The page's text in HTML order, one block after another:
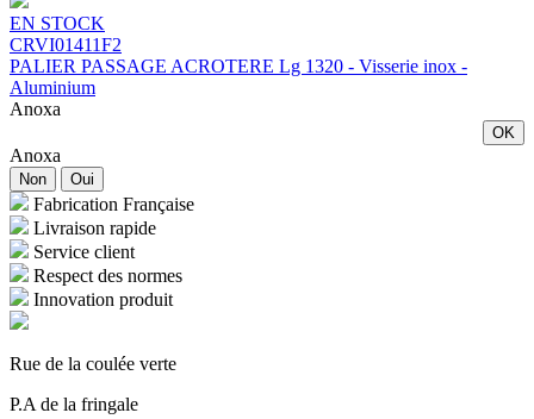
EN STOCK
CRVI01411F2
PALIER PASSAGE ACROTERE Lg 1320 - Visserie inox -
Aluminium
Anoxa
OK
Anoxa
Non Oui
Fabrication Française
Livraison rapide
Service client
Respect des normes
Innovation produit
Rue de la coulée verte
P.A de la fringale